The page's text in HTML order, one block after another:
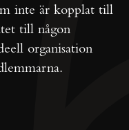
inte är kopplat till
till någon
organisation